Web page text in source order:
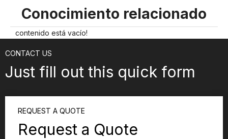
Conocimiento relacionado
contenido está vacío!
CONTACT US
Just fill out this quick form
REQUEST A QUOTE
Request a Quote